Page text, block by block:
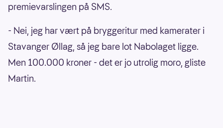
premievarslingen på SMS.
- Nei, jeg har vært på bryggeritur med kamerater i
Stavanger Øllag, så jeg bare lot Nabolaget ligge.
Men 100.000 kroner - det er jo utrolig moro, gliste
Martin.